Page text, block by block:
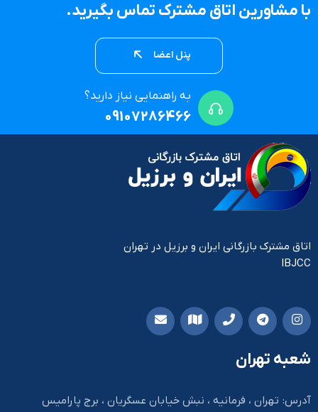
با مشاورین اتاق مشترک تماس بگیرید.
پنل اعضا
به راهنمایی نیاز دارید؟
09107286466
اتاق مشترک بازرگانی ایران و برزیل در تهران
IBJCC
شعبه تهران
آدرس: تهران ، فرمانیه ، نبش خیابان عسگریان ، برج پارامیس